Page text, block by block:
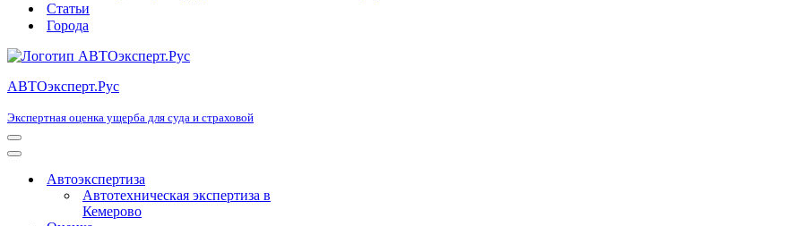
Статьи
Города
АВТОэксперт.Рус
Экспертная оценка ущерба для суда и страховой
Меню
навигации
Меню
навигацииАвтоэкспертиза
Автотехническая экспертиза в
Кемерово